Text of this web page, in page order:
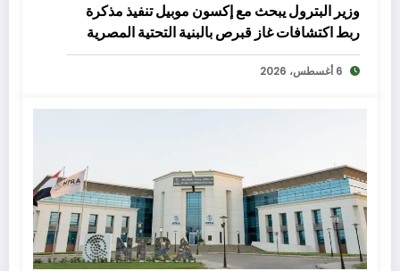
وزير البترول يبحث مع إكسون موبيل تنفيذ مذكرة
ربط اكتشافات غاز قبرص بالبنية التحتية المصرية
6 أغسطس، 2026